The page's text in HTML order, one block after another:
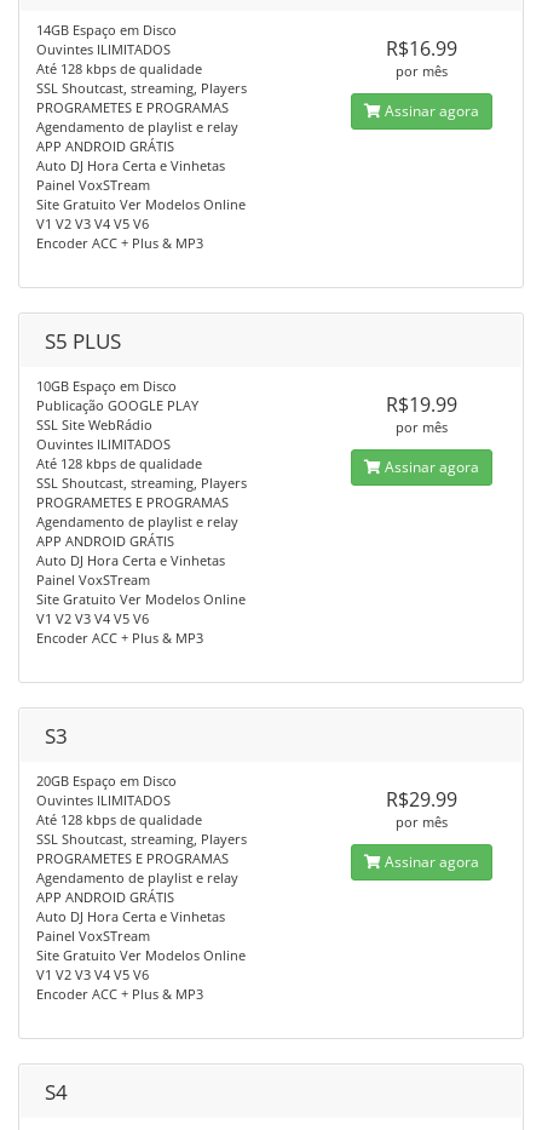
14GB Espaço em Disco
Ouvintes ILIMITADOS
Até 128 kbps de qualidade
SSL Shoutcast, streaming, Players
PROGRAMETES E PROGRAMAS
Agendamento de playlist e relay
APP ANDROID GRÁTIS
Auto DJ Hora Certa e Vinhetas
Painel VoxSTream
Site Gratuito Ver Modelos Online
V1 V2 V3 V4 V5 V6
Encoder ACC + Plus & MP3
R$16.99
por mês
Assinar agora
S5 PLUS
10GB Espaço em Disco
Publicação GOOGLE PLAY
SSL Site WebRádio
Ouvintes ILIMITADOS
Até 128 kbps de qualidade
SSL Shoutcast, streaming, Players
PROGRAMETES E PROGRAMAS
Agendamento de playlist e relay
APP ANDROID GRÁTIS
Auto DJ Hora Certa e Vinhetas
Painel VoxSTream
Site Gratuito Ver Modelos Online
V1 V2 V3 V4 V5 V6
Encoder ACC + Plus & MP3
R$19.99
por mês
Assinar agora
S3
20GB Espaço em Disco
Ouvintes ILIMITADOS
Até 128 kbps de qualidade
SSL Shoutcast, streaming, Players
PROGRAMETES E PROGRAMAS
Agendamento de playlist e relay
APP ANDROID GRÁTIS
Auto DJ Hora Certa e Vinhetas
Painel VoxSTream
Site Gratuito Ver Modelos Online
V1 V2 V3 V4 V5 V6
Encoder ACC + Plus & MP3
R$29.99
por mês
Assinar agora
S4